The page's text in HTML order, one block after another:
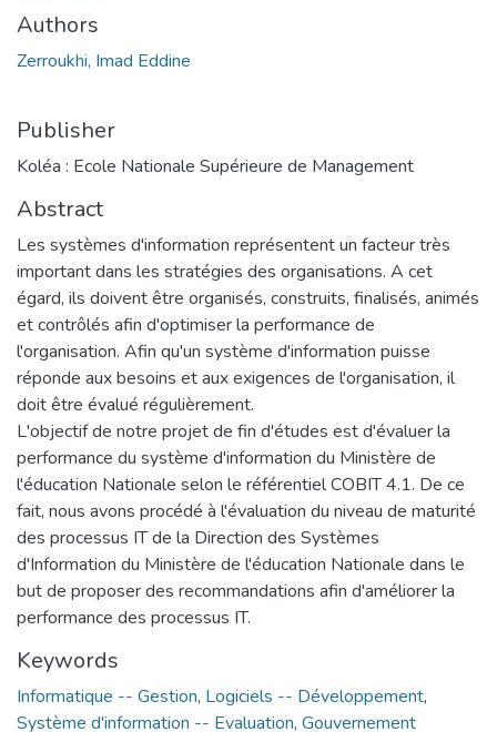
Authors
Zerroukhi, Imad Eddine
Publisher
Koléa : Ecole Nationale Supérieure de Management
Abstract
Les systèmes d'information représentent un facteur très
important dans les stratégies des organisations. A cet
égard, ils doivent être organisés, construits, finalisés, animés
et contrôlés afin d'optimiser la performance de
l'organisation. Afin qu'un système d'information puisse
réponde aux besoins et aux exigences de l'organisation, il
doit être évalué régulièrement.
L'objectif de notre projet de fin d'études est d'évaluer la
performance du système d'information du Ministère de
l'éducation Nationale selon le référentiel COBIT 4.1. De ce
fait, nous avons procédé à l'évaluation du niveau de maturité
des processus IT de la Direction des Systèmes
d'Information du Ministère de l'éducation Nationale dans le
but de proposer des recommandations afin d'améliorer la
performance des processus IT.
Keywords
Informatique -- Gestion, Logiciels -- Développement,
Système d'information -- Evaluation, Gouvernement